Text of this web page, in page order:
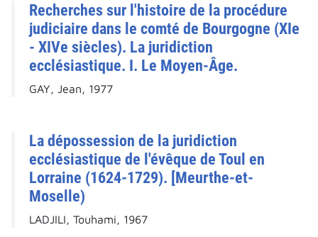
Recherches sur l'histoire de la procédure
judiciaire dans le comté de Bourgogne (XIe
- XIVe siècles). La juridiction
ecclésiastique. I. Le Moyen-Âge.
GAY, Jean, 1977
La dépossession de la juridiction
ecclésiastique de l'évêque de Toul en
Lorraine (1624-1729). [Meurthe-et-
Moselle)
LADJILI, Touhami, 1967